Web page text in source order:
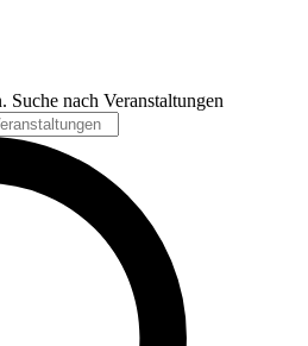
nach Veranstaltungen